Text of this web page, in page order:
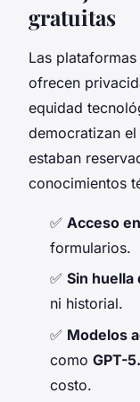
gratuitas
Las
ofrecen
equidad
democratizan
estaban
conocimientos
✅ Acceso
formularios.
✅ Sin huella
ni historial.
✅ Modelos
como GPT-
costo.